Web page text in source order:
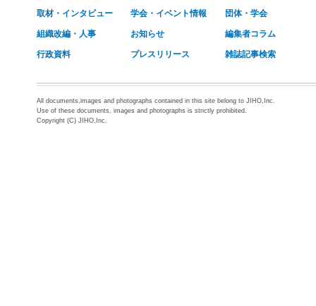
取材・インタビュー 学会・イベント情報 団体・学会
組織改編・人事 お知らせ 編集者コラム
行政資料 プレスリリース 雑誌記事検索
All documents,images and photographs contained in this site belong to JIHO,Inc.
Use of these documents, images and photographs is strictly prohibited.
Copyright (C) JIHO,Inc.